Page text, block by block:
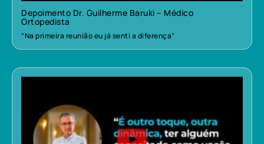
Depoimento Dr. Guilherme Baruki – Médico
Ortopedista
“Na primeira reunião eu já senti a diferença”